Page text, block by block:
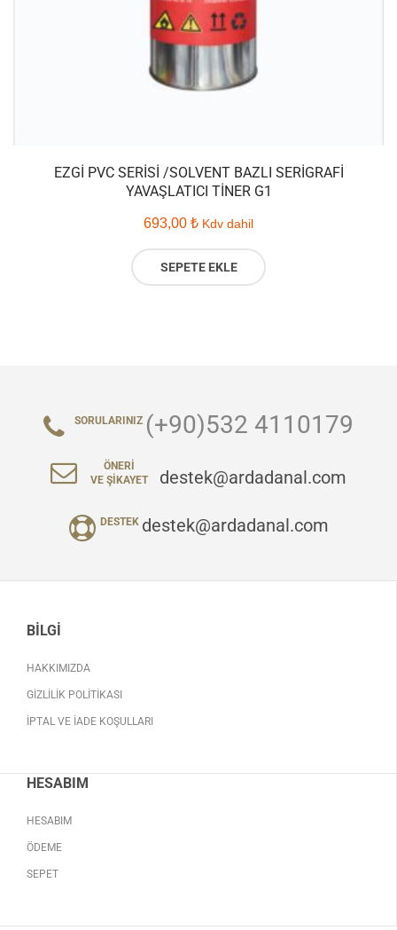
EZGI PVC SERISI /SOLVENT BAZLI SERIGRAFI
YAVAŞLATICI TINER G1
693,00 ₺ Kdv dahil
SEPETE EKLE
SORULARINIZ (+90)532 4110179
ÖNERI
VE ŞIKAYET
destek@ardadanal.com
DESTEK destek@ardadanal.com
BILGI
HAKKIMIZDA
GIZLILIK POLITIKASI
İPTAL VE İADE KOŞULLARI
HESABIM
HESABIM
ÖDEME
SEPET